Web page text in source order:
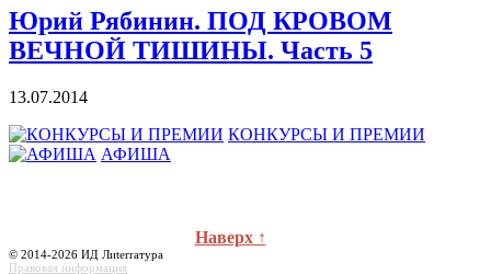
Юрий Рябинин. ПОД КРОВОМ
ВЕЧНОЙ ТИШИНЫ. Часть 5
13.07.2014
КОНКУРСЫ И ПРЕМИИ
АФИША
Наверх ↑
© 2014-2026 ИД Лиterraтура
Правовая информация